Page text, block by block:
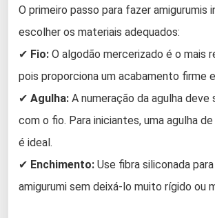
O primeiro passo para fazer amigurumis
escolher os materiais adequados:
✔ Fio: O algodão mercerizado é o mais
pois proporciona um acabamento firme
✔ Agulha: A numeração da agulha deve
com o fio. Para iniciantes, uma agulha
é ideal.
✔ Enchimento: Use fibra siliconada
amigurumi sem deixá-lo muito rígido ou